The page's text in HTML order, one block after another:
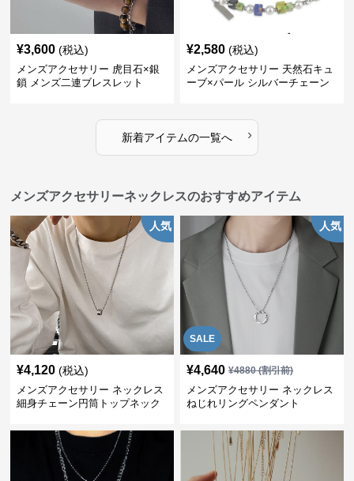
¥3,600 (税込)
メンズアクセサリー 虎目石×銀
鎖 メンズ二連ブレスレット
¥2,580 (税込)
メンズアクセサリー 天然石キュ
ーブ×パール シルバーチェーン
新着アイテムの一覧へ ›
メンズアクセサリーネックレスのおすすめアイテム
人気
¥4,120 (税込)
メンズアクセサリー ネックレス
細身チェーン円筒トップネック
SALE
人気
¥4,640 ¥4880(割引前)
メンズアクセサリー ネックレス
ねじれリングペンダント